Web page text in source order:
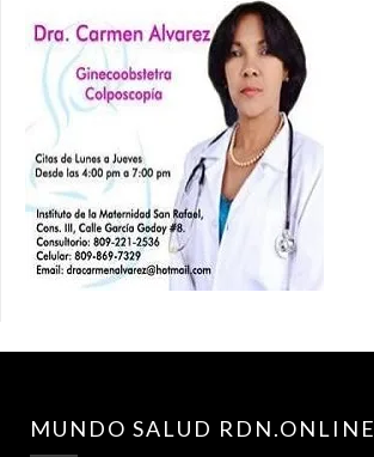
MUNDO SALUD RDN.ONLINE